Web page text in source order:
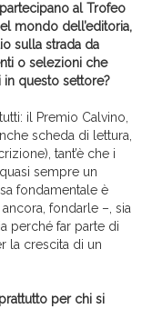
al Trofeo
mondo dell’editoria,
sulla strada da
o selezioni che
questo settore?
il Premio Calvino,
scheda di lettura,
tant’è che i
sempre un
fondamentale è
fondarle –, sia
perché far parte di
la crescita di un
per chi si